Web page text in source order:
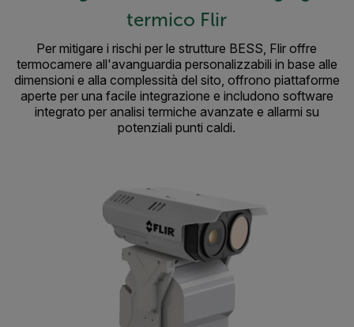
termico Flir
Per mitigare i rischi per le strutture BESS, Flir offre
termocamere all'avanguardia personalizzabili in base alle
dimensioni e alla complessità del sito, offrono piattaforme
aperte per una facile integrazione e includono software
integrato per analisi termiche avanzate e allarmi su
potenziali punti caldi.